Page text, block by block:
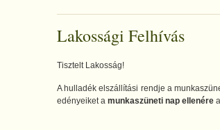
Lakossági Felhívás
Tisztelt Lakosság!
A hulladék elszállítási rendje a
edényeiket a munkaszüneti nap ellenére